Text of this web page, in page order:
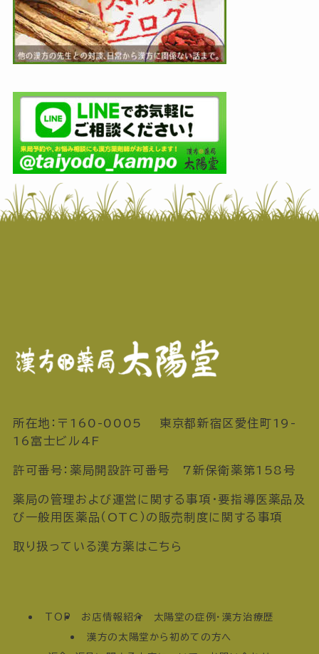
所在地：〒160-0005 東京都新宿区愛住町19-
16富士ビル4F
許可番号：薬局開設許可番号 7新保衛薬第158号
薬局の管理および運営に関する事項・要指導医薬品及
び一般用医薬品（OTC）の販売制度に関する事項
取り扱っている漢方薬はこちら
TOP お店情報紹介
太陽堂の症例・漢方治療歴
漢方の太陽堂から初めての方へ